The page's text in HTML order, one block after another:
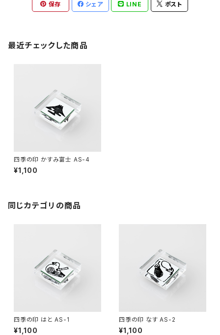
保存 シェア LINE ポスト
最近チェックした商品
四季の印 かすみ富士 AS-4
¥1,100
同じカテゴリの商品
四季の印 はと AS-1
¥1,100
四季の印 なす AS-2
¥1,100